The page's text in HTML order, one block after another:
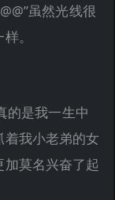
虽然光线很
。
的是我一生中
我小老弟的女
莫名兴奋了起